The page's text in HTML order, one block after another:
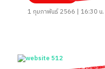
1 กุมภาพันธ์ 2566 | 16:30 น.